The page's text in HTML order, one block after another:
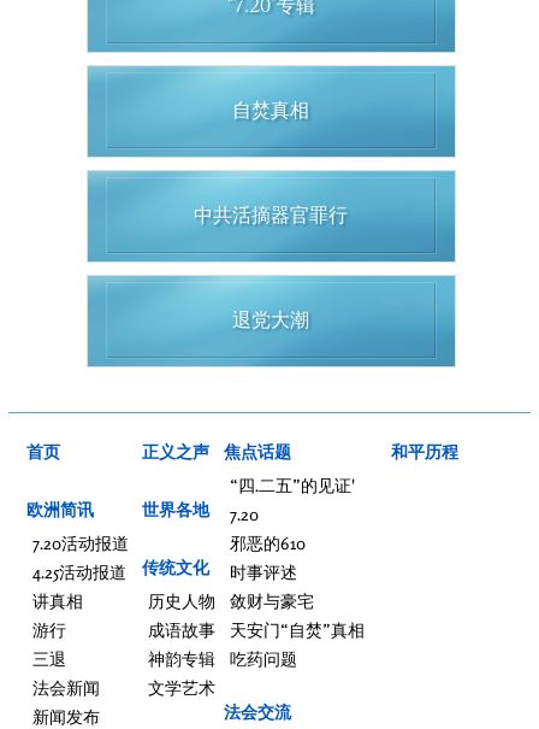
“7.20”专辑
自焚真相
中共活摘器官罪行
退党大潮
首页
欧洲简讯
7.20活动报道
4.25活动报道
讲真相
游行
三退
法会新闻
新闻发布
正义之声
世界各地
传统文化
历史人物
成语故事
神韵专辑
文学艺术
焦点话题
“四.二五”的见证'
7.20
邪恶的610
时事评述
敛财与豪宅
天安门“自焚”真相
吃药问题
法会交流
和平历程